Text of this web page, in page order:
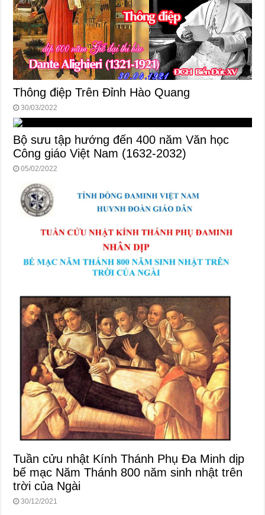
Thông điệp Trên Đỉnh Hào Quang
30/03/2022
Bộ sưu tập hướng đến 400 năm Văn học
Công giáo Việt Nam (1632-2032)
05/02/2022
Tuần cửu nhật Kính Thánh Phụ Đa Minh dịp
bế mạc Năm Thánh 800 năm sinh nhật trên
trời của Ngài
30/12/2021